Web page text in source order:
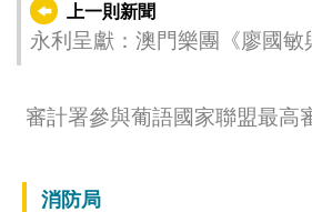
上一則新聞
永利呈獻：澳門樂團《廖國敏
審計署參與葡語國家聯盟最高
消防局